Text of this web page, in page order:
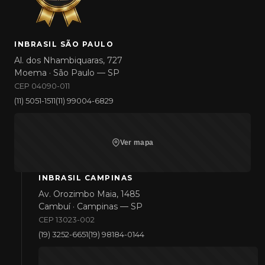
INBRASIL SÃO PAULO
Al. dos Nhambiquaras, 727
Moema · São Paulo — SP
CEP 04090-011
(11) 5051-1511(11) 99004-6829
Ver mapa
INBRASIL CAMPINAS
Av. Orozimbo Maia, 1485
Cambuí · Campinas — SP
CEP 13023-002
(19) 3252-6651(19) 98184-0144